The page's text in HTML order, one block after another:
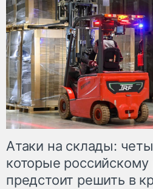
Атаки на склады:
которые российскому
предстоит решить в